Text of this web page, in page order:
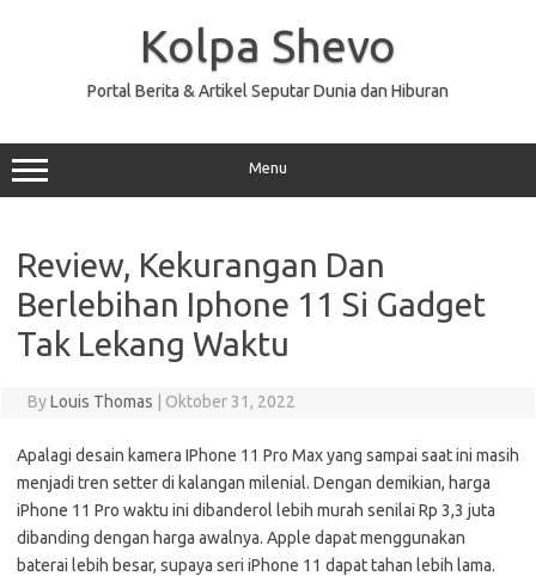
Kolpa Shevo
Portal Berita & Artikel Seputar Dunia dan Hiburan
Menu
Review, Kekurangan Dan
Berlebihan Iphone 11 Si Gadget
Tak Lekang Waktu
ByLouis Thomas Oktober 31, 2022
Apalagi desain kamera IPhone 11 Pro Max yang sampai saat ini masih
menjadi tren setter di kalangan milenial. Dengan demikian, harga
iPhone 11 Pro waktu ini dibanderol lebih murah senilai Rp 3,3 juta
dibanding dengan harga awalnya. Apple dapat menggunakan
baterai lebih besar, supaya seri iPhone 11 dapat tahan lebih lama.